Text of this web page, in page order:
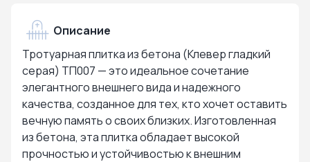
Описание
Тротуарная плитка из бетона (Клевер гладкий
серая) ТП007 — это идеальное сочетание
элегантного внешнего вида и надежного
качества, созданное для тех, кто хочет оставить
вечную память о своих близких. Изготовленная
из бетона, эта плитка обладает высокой
прочностью и устойчивостью к внешним